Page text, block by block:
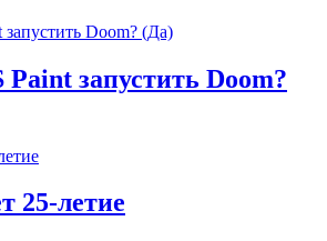
запустить Doom?
25-летие